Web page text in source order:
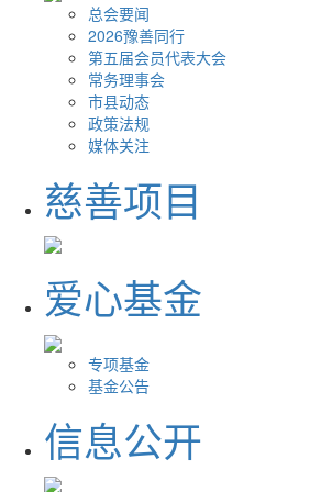
总会要闻
2026豫善同行
第五届会员代表大会
常务理事会
市县动态
政策法规
媒体关注
慈善项目
爱心基金
专项基金
基金公告
信息公开